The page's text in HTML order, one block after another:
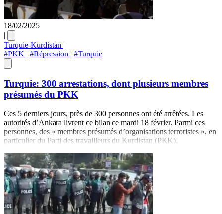
18/02/2025
|
Turquie-Kurdistan |
#PKK | #Répression | #Turquie
Turquie: 300 arrestations, dont plusieurs membres
présumés du PKK
Ces 5 derniers jours, près de 300 personnes ont été arrêtées. Les
autorités d’Ankara livrent ce bilan ce mardi 18 février. Parmi ces
personnes, des « membres présumés d’organisations terroristes », en
particulier du Parti des travailleurs du Kurdistan (PKK).